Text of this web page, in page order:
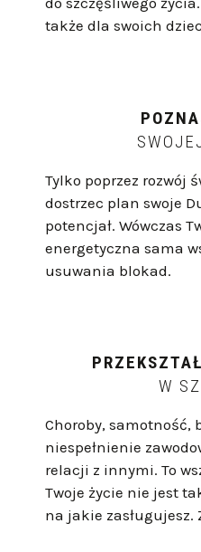
także dla swoich
Tylko poprzez rozwój
dostrzec plan swoje
potencjał. Wówczas
energetyczna sama
usuwania blokad.
W
Choroby, samotność,
niespełnienie
relacji z innymi. To
Twoje życie nie jest
na jakie zasługujesz.